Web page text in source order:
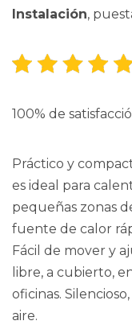
Instalación,
100% de
Práctico y
es ideal para
pequeñas zonas
fuente de calor
Fácil de mover y
libre, a cubierto,
oficinas.
aire.